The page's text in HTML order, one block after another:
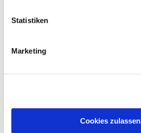
Statistiken
Marketing
Cookies zulassen